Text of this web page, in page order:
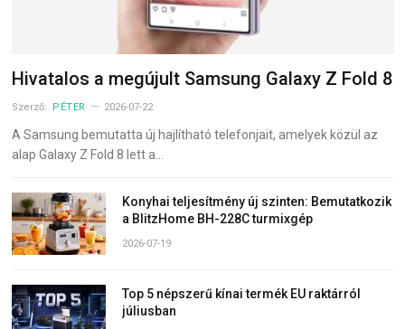
Hivatalos a megújult Samsung Galaxy Z Fold 8
Szerző: PÉTER 2026-07-22
A Samsung bemutatta új hajlítható telefonjait, amelyek közül az
alap Galaxy Z Fold 8 lett a…
Konyhai teljesítmény új szinten: Bemutatkozik
a BlitzHome BH-228C turmixgép
2026-07-19
Top 5 népszerű kínai termék EU raktárról
júliusban